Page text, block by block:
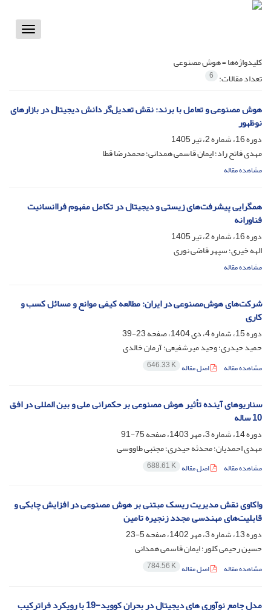
Toggle
کلیدواژه‌ها =هوش مصنوعی
تعداد مقالات: 6
هوش مصنوعی و تعامل با برند: نقش تعدیل‌گر دانش دیجیتال در بازارهای
نوظهور
دوره 16، شماره 2، تیر 1405
مهدی فاتح راد؛ ایمان قاسمی همدانی؛ محمدرضا قطا
مشاهده مقاله
همگرایی پیشرفت‌های زیستی و دیجیتال در تکامل مفهوم فراانسانیت
فناورانه
دوره 16، شماره 2، تیر 1405
الهه خیری؛ سپهر قاضی نوری
مشاهده مقاله
شرکت‌های هوش‌مصنوعی در ایران: مطالعه کیفی موانع و مسائل کسب و
کاری
دوره 15، شماره 4، دی 1404، صفحه
23-39
حمید حیدری؛ وحید میرشفیعی؛ آرمان خالدی
مشاهده مقاله اصل مقاله 646.33 K
سناریوهای آینده تأثیر هوش مصنوعی بر حکمرانی ملی و بین المللی در افق
10 ساله
دوره 14، شماره 3، مهر 1403، صفحه
75-91
مهدی احمدیان؛ محدثه حیدری؛ مجتبی طاووسی
مشاهده مقاله اصل مقاله 688.61 K
واکاوی نقش مدیریت ریسک مبتنی بر هوش مصنوعی در افزایش چابکی و
قابلیت‌های مهندسی مجدد زنجیره تامین
دوره 13، شماره 3، مهر 1402، صفحه
5-23
حسین رحیمی کلور؛ ایمان قاسمی همدانی
مشاهده مقاله اصل مقاله 784.56 K
مدل جامع نوآوری های دیجیتال در بحران کووید-19 با رویکرد فراترکیب